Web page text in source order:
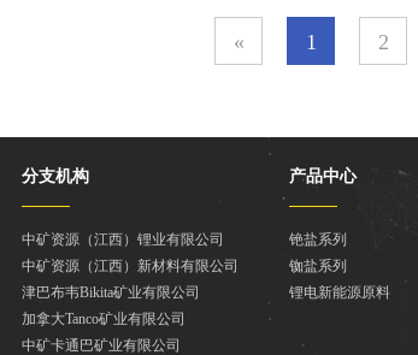
« 1 2
分支机构
中矿资源（江西）锂业有限公司
中矿资源（江西）新材料有限公司
津巴布韦Bikita矿业有限公司
加拿大Tanco矿业有限公司
中矿卡通巴矿业有限公司
产品中心
铯盐系列
铷盐系列
锂电新能源原料